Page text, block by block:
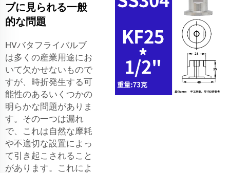
ブに見られる一般
的な問題
HVバタフライバルブ
は多くの産業用途にお
いて欠かせないもので
すが、時折発生する可
能性のあるいくつかの
明らかな問題がありま
す。その一つは漏れ
で、これは自然な摩耗
や不適切な設置によっ
て引き起こされること
があります。これによ